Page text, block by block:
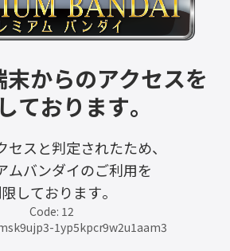
末からのアクセスを
ております。
セスと判定されたため、
ムバンダイのご利用を
しております。
Code: 12
1yp5kpcr9w2u1aam3